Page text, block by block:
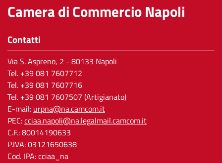
Camera di Commercio Napoli
Contatti
Via S. Aspreno, 2 - 80133 Napoli
Tel. +39 081 7607712
Tel. +39 081 7607716
Tel. +39 081 7607507 (Artigianato)
E-mail: urpna@na.camcom.it
PEC:cciaa.napoli@na.legalmail.camcom.it
C.F.: 80014190633
P.IVA: 03121650638
Cod. IPA: cciaa_na